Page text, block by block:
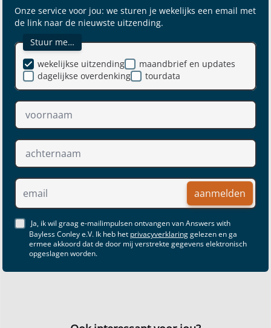
Onze service voor jou: we sturen je wekelijks een email met
de link naar de nieuwste uitzending.
Stuur me…
maandbrief en updates
dagelijkse overdenking
wekelijkse uitzending
tourdata
aanmelden
Ja, ik wil graag e-mailimpulsen ontvangen van Answers with
Bayless Conley e.V. Ik heb het privacyverklaringgelezen en ga
ermee akkoord dat de door mij verstrekte gegevens elektronisch
opgeslagen worden.